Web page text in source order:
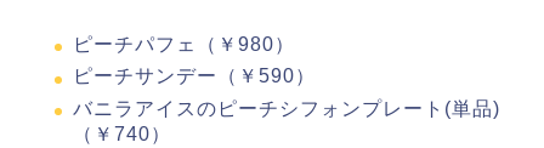
ピーチパフェ（￥980）
ピーチサンデー（￥590）
バニラアイスのピーチシフォンプレート(単品)
（￥740）